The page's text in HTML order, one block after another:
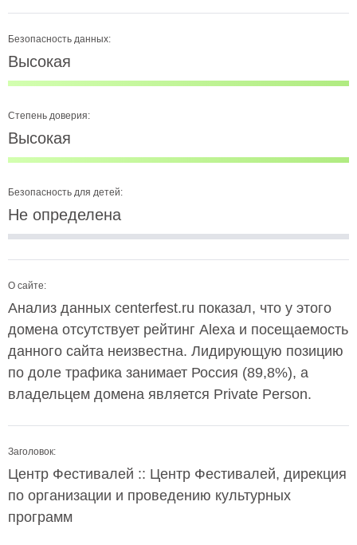
Безопасность данных:
Высокая
Степень доверия:
Высокая
Безопасность для детей:
Не определена
О сайте:
Анализ данных centerfest.ru показал, что у этого
домена отсутствует рейтинг Alexa и посещаемость
данного сайта неизвестна. Лидирующую позицию
по доле трафика занимает Россия (89,8%), а
владельцем домена является Private Person.
Заголовок:
Центр Фестивалей :: Центр Фестивалей, дирекция
по организации и проведению культурных
программ